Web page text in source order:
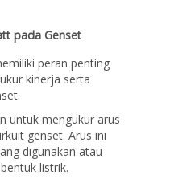
pada Genset
peran penting
kinerja serta
untuk mengukur arus
genset. Arus ini
digunakan atau
listrik.